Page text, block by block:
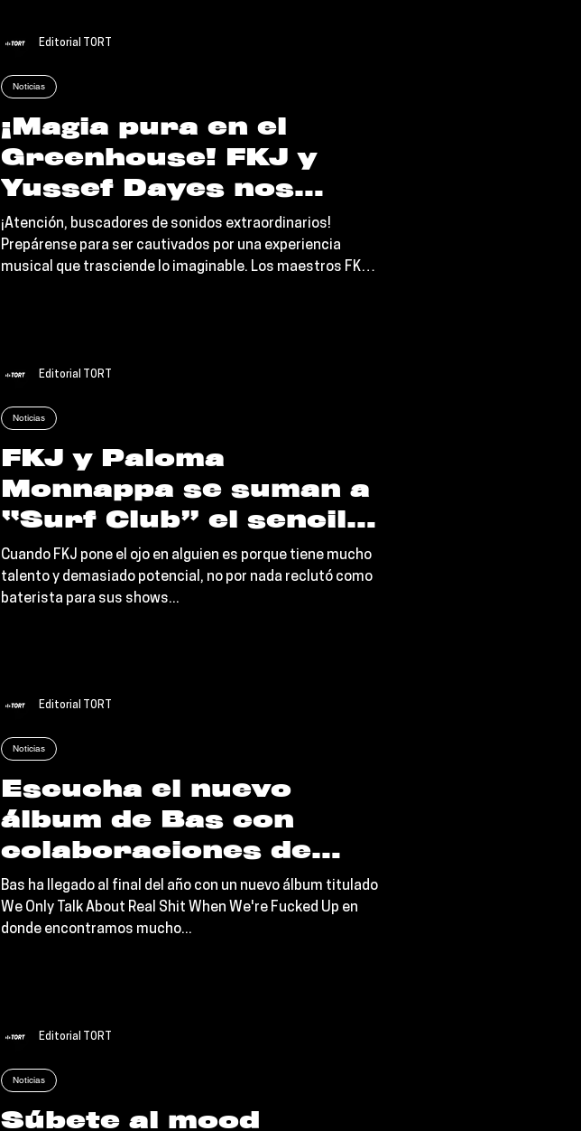
¡Magia pura en el
Greenhouse! FKJ y
Yussef Dayes nos
regalan una sesión En
Vivo que redefine la
genialidad musical
¡Atención, buscadores de sonidos extraordinarios!
Prepárense para ser cautivados por una experiencia
musical que trasciende lo imaginable. Los maestros FKJ y
Noticias
Editorial TORT
FKJ y Paloma
Monnappa se suman a
“Surf Club” el sencillo
debut de eejebee
Cuando FKJ pone el ojo en alguien es porque tiene mucho
talento y demasiado potencial, no por nada reclutó como
baterista para sus shows...
Noticias
Editorial TORT
Escucha el nuevo
álbum de Bas con
colaboraciones de
FKJ, J. Cole, Amaarae
y más
Bas ha llegado al final del año con un nuevo álbum titulado
We Only Talk About Real Shit When We're Fucked Up en
donde encontramos mucho...
Noticias
Editorial TORT
Súbete al mood
Noticias
Editorial TORT